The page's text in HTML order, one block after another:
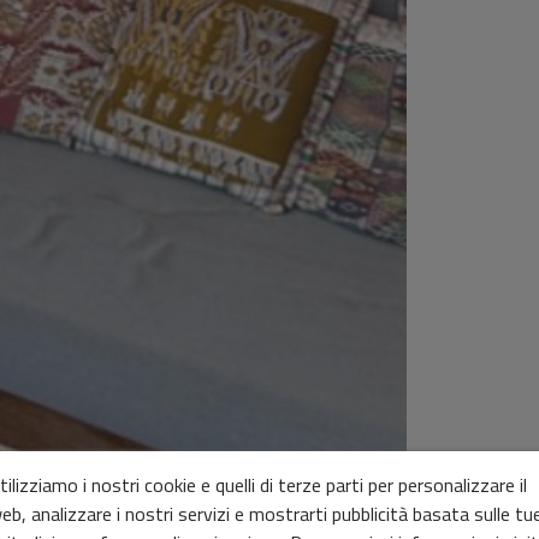
i nostri cookie e quelli di terze parti per personalizzare il
analizzare i nostri servizi e mostrarti pubblicità basata sulle